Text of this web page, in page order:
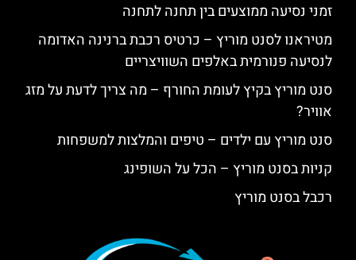
זמני נסיעה ממוצעים בין תחנה לתחנה
מטיראנו לסנט מוריץ – כרטיס רכבת ברנינה האדומה
לנסיעה פנורמית באלפים השוויצריים
סנט מוריץ בקיץ לעומת החורף – מה צריך לדעת על מזג
אוויר?
סנט מוריץ עם ילדים – טיפים והמלצות למשפחות
קניות בסנט מוריץ – הכל על השופינג
רכבל בסנט מוריץ